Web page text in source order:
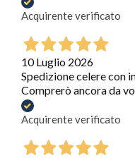
Acquirente verificato
10 Luglio 2026
Spedizione celere con
Comprerò ancora da
Acquirente verificato